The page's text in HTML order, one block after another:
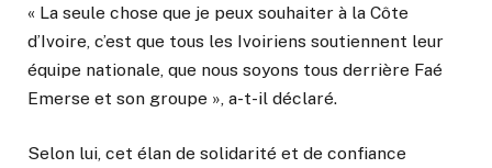
« La seule chose que je peux souhaiter à la Côte
d’Ivoire, c’est que tous les Ivoiriens soutiennent leur
équipe nationale, que nous soyons tous derrière Faé
Emerse et son groupe », a-t-il déclaré.
Selon lui, cet élan de solidarité et de confiance